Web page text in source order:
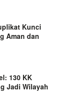
Kunci
Aman dan
130 KK
Jadi Wilayah